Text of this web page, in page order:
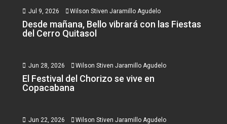
Jul 9, 2026 Wilson Stiven Jaramillo Agudelo
Desde mañana, Bello vibrará con las Fiestas
del Cerro Quitasol
Jun 28, 2026 Wilson Stiven Jaramillo Agudelo
El Festival del Chorizo se vive en
Copacabana
Jun 22, 2026 Wilson Stiven Jaramillo Agudelo